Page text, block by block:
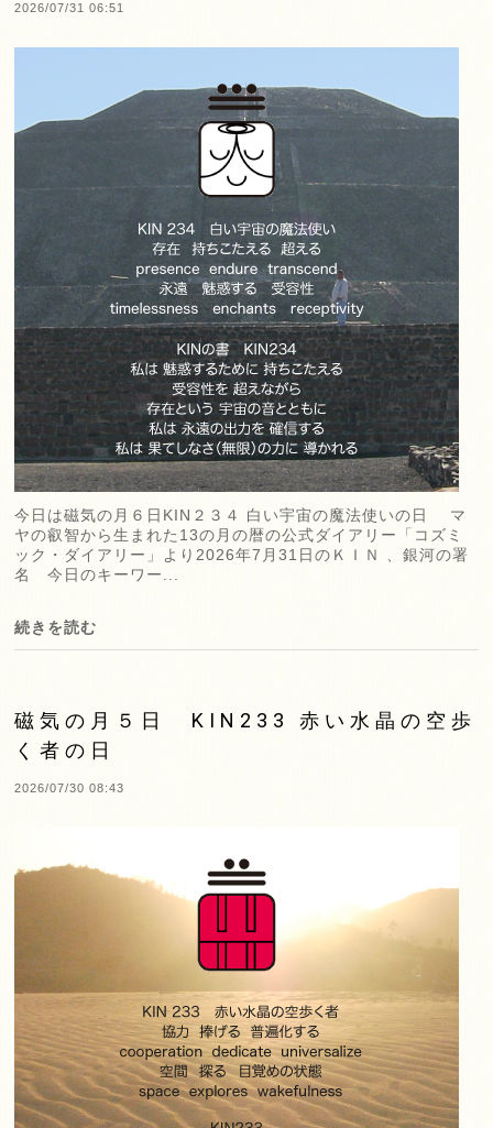
2026/07/31 06:51
今日は磁気の月６日KIN２３４ 白い宇宙の魔法使いの日 マ
ヤの叡智から生まれた13の月の暦の公式ダイアリー「コズミ
ック・ダイアリー」より2026年7月31日のＫＩＮ 、銀河の署
名 今日のキーワー...
続きを読む
磁気の月５日 KIN233 赤い水晶の空歩
く者の日
2026/07/30 08:43